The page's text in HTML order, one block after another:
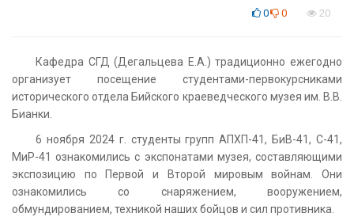
0 0 20
Кафедра СГД (Дегальцева Е.А.) традиционно ежегодно
организует посещение студентами-первокурсниками
исторического отдела Бийского краеведческого музея им. В.В.
Бианки.
6 ноября 2024 г. студенты групп АПХП-41, БиВ-41, С-41,
МиР-41 ознакомились с экспонатами музея, составляющими
экспозицию по Первой и Второй мировым войнам. Они
ознакомились со снаряжением, вооружением,
обмундированием, техникой наших бойцов и сил противника.